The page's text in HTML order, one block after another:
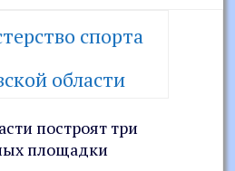
спорта
области
построят три
площадки